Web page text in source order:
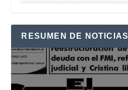
RESUMEN DE NOTICIAS
Reproductor
de
vídeo